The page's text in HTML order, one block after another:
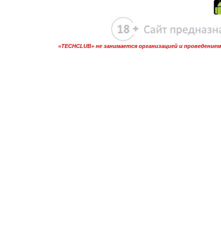
«TECHCLUB» не занимается организацией и